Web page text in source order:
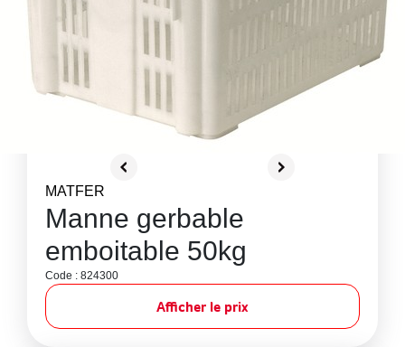
MATFER
Manne gerbable
emboitable 50kg
Code : 824300
Afficher le prix